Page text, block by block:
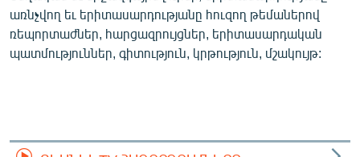
ՏԵՍԱՆՅՈՒԹԵՐ
ԲԱՆԱՎԵՃ
Հայերեն
առնչվող եւ երիտասարդությանը հուզող թեմաներով
ռեպորտաժներ, հարցազրույցներ, երիտասարդական
պատմություններ, գիտություն, կրթություն, մշակույթ: